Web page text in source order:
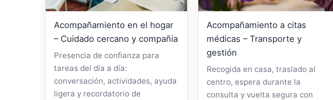
Acompañamiento en el hogar
– Cuidado cercano y compañía
Presencia de confianza para
tareas del día a día:
conversación, actividades, ayuda
ligera y recordatorio de
Acompañamiento a citas
médicas – Transporte y
gestión
Recogida en casa, traslado al
centro, espera durante la
consulta y vuelta segura con